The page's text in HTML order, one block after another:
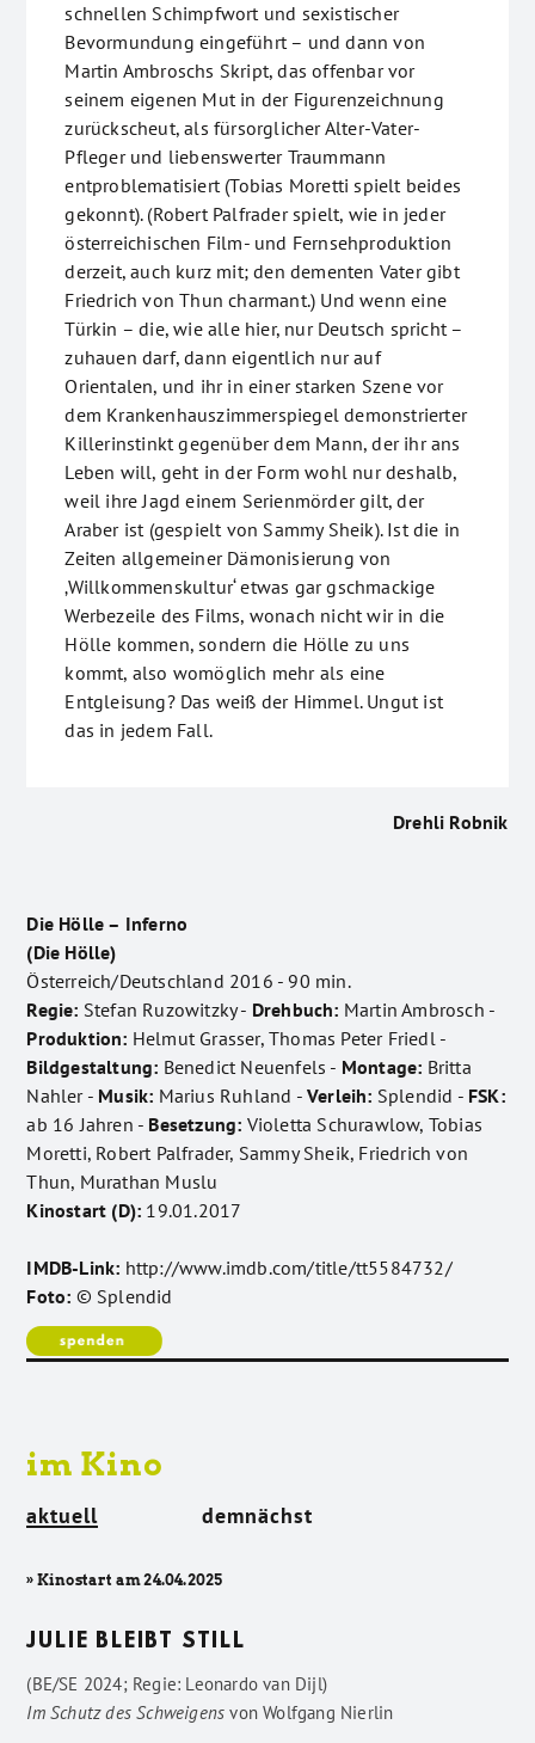
schnellen Schimpfwort und sexistischer
Bevormundung eingeführt – und dann von
Martin Ambroschs Skript, das offenbar vor
seinem eigenen Mut in der Figurenzeichnung
zurückscheut, als fürsorglicher Alter-Vater-
Pfleger und liebenswerter Traummann
entproblematisiert (Tobias Moretti spielt beides
gekonnt). (Robert Palfrader spielt, wie in jeder
österreichischen Film- und Fernsehproduktion
derzeit, auch kurz mit; den dementen Vater gibt
Friedrich von Thun charmant.) Und wenn eine
Türkin – die, wie alle hier, nur Deutsch spricht –
zuhauen darf, dann eigentlich nur auf
Orientalen, und ihr in einer starken Szene vor
dem Krankenhauszimmerspiegel demonstrierter
Killerinstinkt gegenüber dem Mann, der ihr ans
Leben will, geht in der Form wohl nur deshalb,
weil ihre Jagd einem Serienmörder gilt, der
Araber ist (gespielt von Sammy Sheik). Ist die in
Zeiten allgemeiner Dämonisierung von
‚Willkommenskultur‘ etwas gar gschmackige
Werbezeile des Films, wonach nicht wir in die
Hölle kommen, sondern die Hölle zu uns
kommt, also womöglich mehr als eine
Entgleisung? Das weiß der Himmel. Ungut ist
das in jedem Fall.
Drehli Robnik
Die Hölle – Inferno
(Die Hölle)
Österreich/Deutschland 2016 - 90 min.
Regie: Stefan Ruzowitzky - Drehbuch: Martin Ambrosch -
Produktion: Helmut Grasser, Thomas Peter Friedl -
Bildgestaltung: Benedict Neuenfels - Montage: Britta
Nahler - Musik: Marius Ruhland -Verleih: Splendid - FSK:
ab 16 Jahren - Besetzung: Violetta Schurawlow, Tobias
Moretti, Robert Palfrader, Sammy Sheik, Friedrich von
Thun, Murathan Muslu
Kinostart (D): 19.01.2017
IMDB-Link: http://www.imdb.com/title/tt5584732/
Foto: © Splendid
im Kino
aktuell demnächst
» Kinostart am 24.04.2025
JULIE BLEIBT STILL
(BE/SE 2024; Regie: Leonardo van Dijl)
Im Schutz des Schweigens vonWolfgang Nierlin